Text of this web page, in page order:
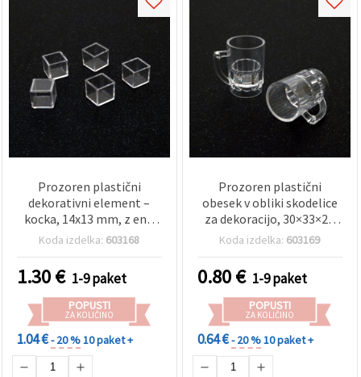
Prozoren plastični
dekorativni element –
kocka, 14x13 mm, z eno
odprtino 11x11 mm – 5
Koda izdelka: 603168
1.30€ 1-9 paket
POPUSTI
ZA KOLIČINO
1.04 €- 20 %10 paket +
Prozoren plastični
obesek v obliki skodelice
za dekoracijo, 30×33×23
mm, luknja 2 mm – 2 kosa
Koda izdelka: 603169
0.80€ 1-9 paket
POPUSTI
ZA KOLIČINO
0.64 €- 20 %10 paket +